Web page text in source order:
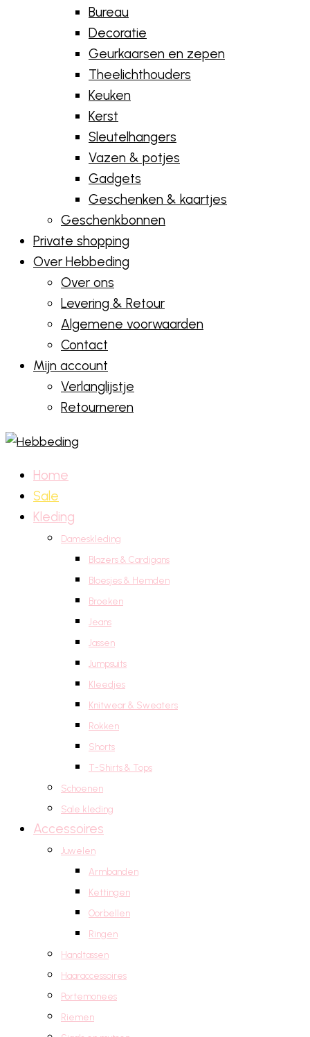
Bureau
Decoratie
Geurkaarsen en zepen
Theelichthouders
Keuken
Kerst
Sleutelhangers
Vazen & potjes
Gadgets
Geschenken & kaartjes
Geschenkbonnen
Private shopping
Over Hebbeding
Over ons
Levering & Retour
Algemene voorwaarden
Contact
Mijn account
Verlanglijstje
Retourneren
Home
Sale
Kleding
Dameskleding
Blazers & Cardigans
Bloesjes & Hemden
Broeken
Jeans
Jassen
Jumpsuits
Kleedjes
Knitwear & Sweaters
Rokken
Shorts
T-Shirts & Tops
Schoenen
Sale kleding
Accessoires
Juwelen
Armbanden
Kettingen
Oorbellen
Ringen
Handtassen
Haaraccessoires
Portemonees
Riemen